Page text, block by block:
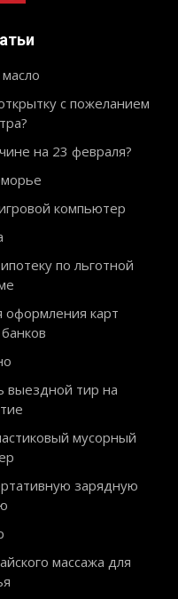
с пожеланием
на 23 февраля?
компьютер
по льготной
оформления карт
выездной тир на
мусорный
зарядную
массажа для